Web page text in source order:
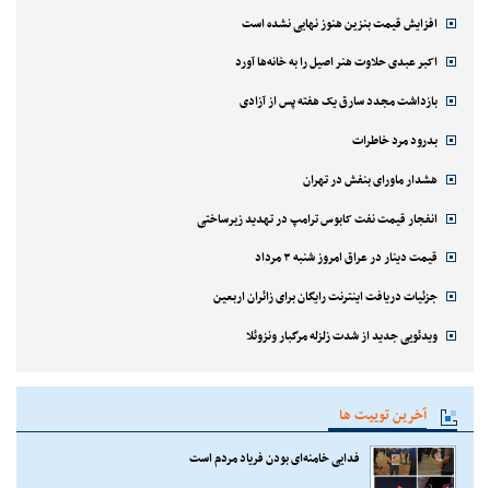
افزایش قیمت بنزین هنوز نهایی نشده است
اکبر عبدی حلاوت هنر اصیل را به خانه‌ها آورد
بازداشت مجدد سارق یک هفته پس از آزادی
بدرود مرد خاطرات
هشدار ماورای بنفش در تهران
انفجار قیمت نفت کابوس ترامپ در تهدید زیرساختی
قیمت دینار در عراق امروز شنبه ۳ مرداد
جزئیات دریافت اینترنت رایگان برای زائران اربعین
ویدئویی جدید از شدت زلزله مرگبار ونزوئلا
آخرین توییت ها
فدایی خامنه‌ای بودن فریاد مردم است